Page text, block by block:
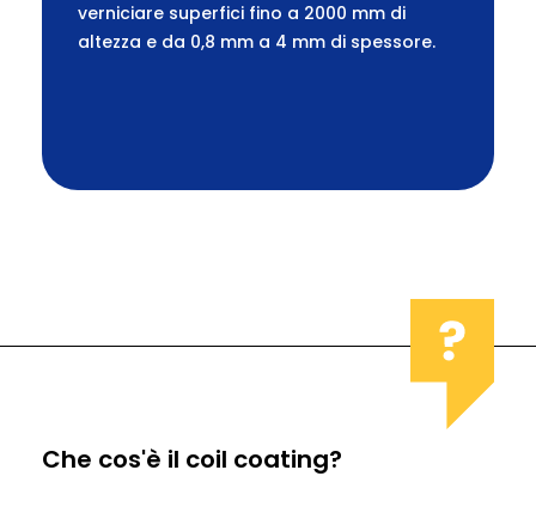
verniciare superfici fino a 2000 mm di
altezza e da 0,8 mm a 4 mm di spessore.
Che cos'è il coil coating?